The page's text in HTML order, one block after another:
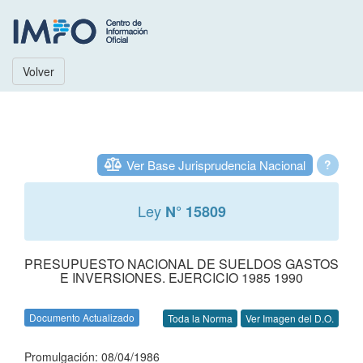
Volver
?
Ver Base Jurisprudencia Nacional
Ley N° 15809
PRESUPUESTO NACIONAL DE SUELDOS GASTOS
E INVERSIONES. EJERCICIO 1985 1990
Documento Actualizado Toda la Norma Ver Imagen del D.O.
Promulgación: 08/04/1986